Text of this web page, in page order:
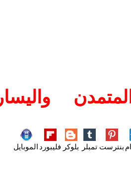
واليسار
بنترست تمبلر بلوكر فليبورد الموبايل